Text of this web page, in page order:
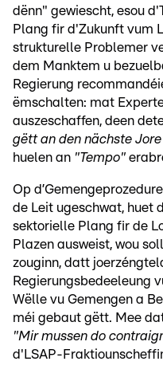
dënn" gewiescht, esou
Plang fir d'Zukunft vum
strukturelle Problemer
dem Manktem u
Regierung
ëmschalten: mat
auszeschaffen, deen
gëtt an den nächste
huelen an "Tempo"
Op
de Leit ugeschwat, huet
sektorielle Plang fir de
Plazen ausweist, wou
zouginn, datt
Regierungsbedeeleung
Wëlle vu Gemengen a
méi gebaut gëtt. Mee
"Mir mussen do
d'LSAP-